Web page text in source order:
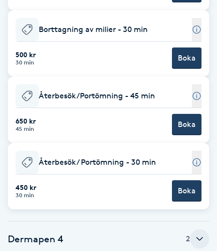
Enzympeeling
Eyeliner-tatuering
Faceliftmassage
Fet hårbotten
Borttagning av milier - 30 min
500 kr
30 min Boka
Återbesök/Portömning - 45 min
650 kr
45 min Boka
Återbesök/ Portömning - 30 min
450 kr
30 min Boka
Dermapen 4 2